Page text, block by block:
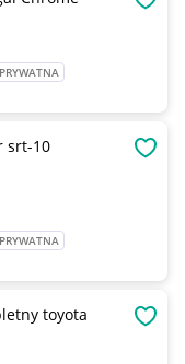
srt-10
toyota